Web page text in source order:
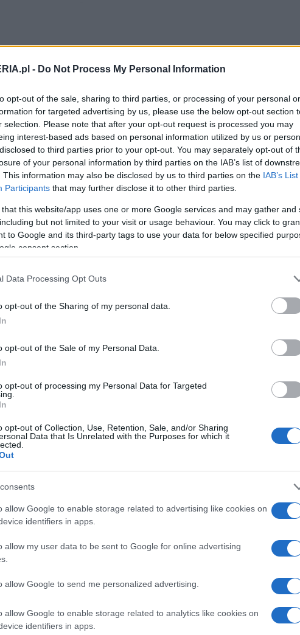
- Do Not Process My Personal Information
opt-out of the sale, sharing to third parties, or processing of your personal or
for targeted advertising by us, please use the below opt-out section
selection. Please note that after your opt-out request is processed you may
interest-based ads based on personal information utilized by us or
to third parties prior to your opt-out. You may separately opt-out of
of your personal information by third parties on the IAB’s list of
This information may also be disclosed by us to third parties on the IAB’s
Participants that may further disclose it to other third parties.
that this website/app uses one or more Google services and may gather and
but not limited to your visit or usage behaviour. You may click to
to Google and its third-party tags to use your data for below specified
consent section.
Data Processing Opt Outs
opt-out of the Sharing of my personal data.
opt-out of the Sale of my Personal Data.
opt-out of processing my Personal Data for Targeted
opt-out of Collection, Use, Retention, Sale, and/or Sharing
Data that Is Unrelated with the Purposes for which it
allow Google to enable storage related to advertising like cookies on
identifiers in apps.
allow my user data to be sent to Google for online advertising
allow Google to send me personalized advertising.
allow Google to enable storage related to analytics like cookies on
identifiers in apps.
Zobacz 30 zdjęć
które nawiązują do poprzednich. Są
LED, co dodaje im
też nowe lakiery Ultra Red
Tutaj zmiany w Tesli Model 3
"Project Highland
produkcji. Tym samym Tesla
dekoracji, stawiając na
elementów.
zastosowano tutaj nową
oświetlenie nastrojowe, ciągnące
ma też lepsze wygłuszenie i szyby,
z zewnątrz.
ulokowany między fotelami.
część funkcji, a dodatkowo służy
Te są powielane z przedniego